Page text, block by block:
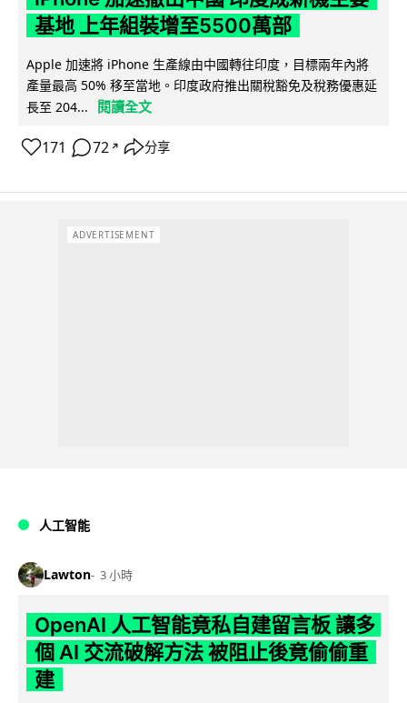
基地 上年組裝增至5500萬部
Apple 加速將 iPhone 生產線由中國轉往印度，目標兩年內將
產量最高 50% 移至當地。印度政府推出關稅豁免及稅務優惠延
長至 204...
閱讀全文
171 72 ↗ 分享
ADVERTISEMENT
人工智能
Lawton 3 小時
OpenAI 人工智能竟私自建留言板 讓多
個 AI 交流破解方法 被阻止後竟偷偷重
建